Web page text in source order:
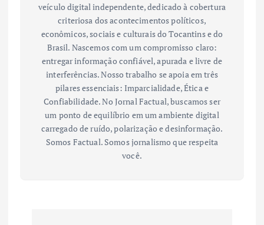
veículo digital independente, dedicado à cobertura
criteriosa dos acontecimentos políticos,
econômicos, sociais e culturais do Tocantins e do
Brasil. Nascemos com um compromisso claro:
entregar informação confiável, apurada e livre de
interferências. Nosso trabalho se apoia em três
pilares essenciais: Imparcialidade, Ética e
Confiabilidade. No Jornal Factual, buscamos ser
um ponto de equilíbrio em um ambiente digital
carregado de ruído, polarização e desinformação.
Somos Factual. Somos jornalismo que respeita
você.